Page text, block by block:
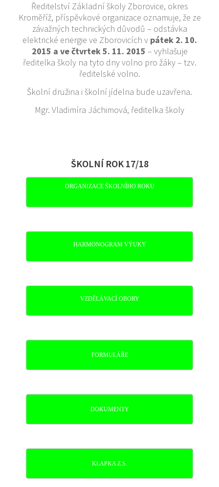
Ředitelství Základní školy Zborovice, okres
Kroměříž, příspěvkové organizace oznamuje, že ze
závažných technických důvodů – odstávka
elektrické energie ve Zborovicích v pátek 2. 10.
2015 a ve čtvrtek 5. 11. 2015 – vyhlašuje
ředitelka školy na tyto dny volno pro žáky – tzv.
ředitelské volno.
Školní družina i školní jídelna bude uzavřena.
Mgr. Vladimíra Jáchimová, ředitelka školy
ŠKOLNÍ ROK 17/18
ORGANIZACE ŠKOLNÍHO ROKU
HARMONOGRAM VÝUKY
VZDĚLÁVACÍ OBORY
FORMULÁŘE
DOKUMENTY
KLAPKA Z.S.